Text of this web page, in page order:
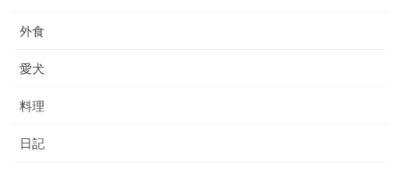
外食
愛犬
料理
日記